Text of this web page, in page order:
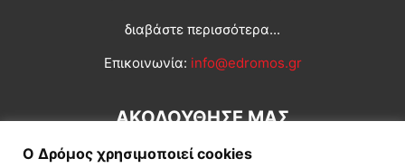
διαβάστε περισσότερα...
Επικοινωνία: info@edromos.gr
ΑΚΟΛΟΥΘΗΣΕ ΜΑΣ
Ο Δρόμος χρησιμοποιεί cookies